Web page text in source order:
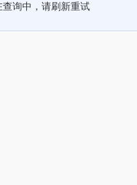
查询中，请刷新重试